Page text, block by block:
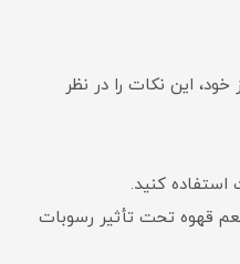
این نکات را در نظر
استفاده کنید.
قهوه تحت تأثیر رسوبات